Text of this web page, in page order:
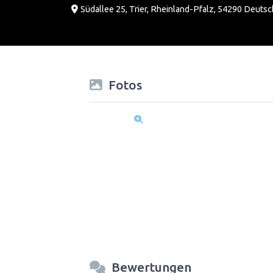
Südallee 25, Trier, Rheinland-Pfalz, 54290
Fotos
Bewertungen